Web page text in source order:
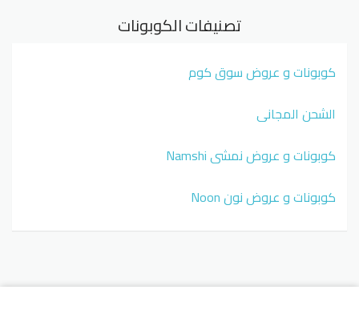
تصنيفات الكوبونات
كوبونات و عروض سوق كوم
الشحن المجاني
كوبونات و عروض نمشي Namshi
كوبونات و عروض نون Noon